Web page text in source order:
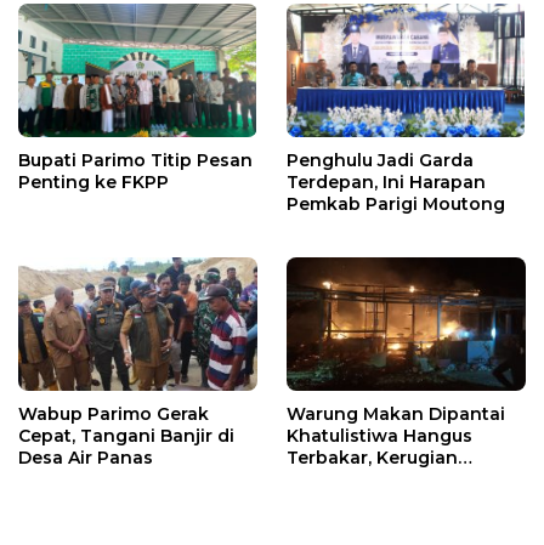
Bupati Parimo Titip Pesan
Penting ke FKPP
Penghulu Jadi Garda
Terdepan, Ini Harapan
Pemkab Parigi Moutong
Wabup Parimo Gerak
Cepat, Tangani Banjir di
Desa Air Panas
Warung Makan Dipantai
Khatulistiwa Hangus
Terbakar, Kerugian